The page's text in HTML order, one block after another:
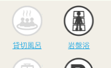
天風呂 貸切風呂
貸切風呂 岩盤浴
ウナ